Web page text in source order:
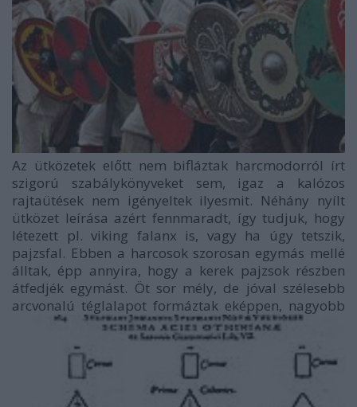
Az ütközetek előtt nem bifláztak harcmodorról írt
szigorú szabálykönyveket sem, igaz a kalózos
rajtaütések nem igényeltek ilyesmit. Néhány nyílt
ütközet leírása azért fennmaradt, így tudjuk, hogy
létezett pl. viking falanx is, vagy ha úgy tetszik,
pajzsfal. Ebben a harcosok szorosan egymás mellé
álltak, épp annyira, hogy a kerek pajzsok részben
átfedjék egymást. Öt sor mély, de jóval szélesebb
arcvonalú téglalapot formáztak eképpen, nagyobb